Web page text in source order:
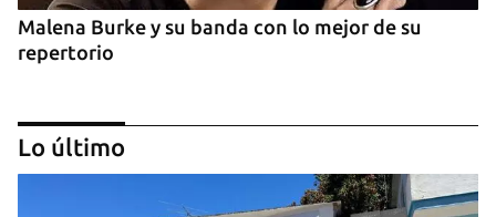
Malena Burke y su banda con lo mejor de su
repertorio
Lo último